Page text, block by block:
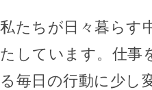
私たちが日々暮らす
たしています。仕事
る毎日の行動に少し